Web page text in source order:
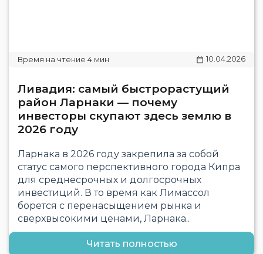
10.04.2026
Ливадия: самый быстрорастущий
район Ларнаки — почему
инвесторы скупают здесь землю в
2026 году
Ларнака в 2026 году закрепила за собой
статус самого перспективного города Кипра
для среднесрочных и долгосрочных
инвестиций. В то время как Лимассол
борется с перенасыщением рынка и
сверхвысокими ценами, Ларнака..
Читать полностью